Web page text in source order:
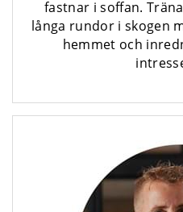
fastnar i soffan.
långa rundor i skogen
hemmet och